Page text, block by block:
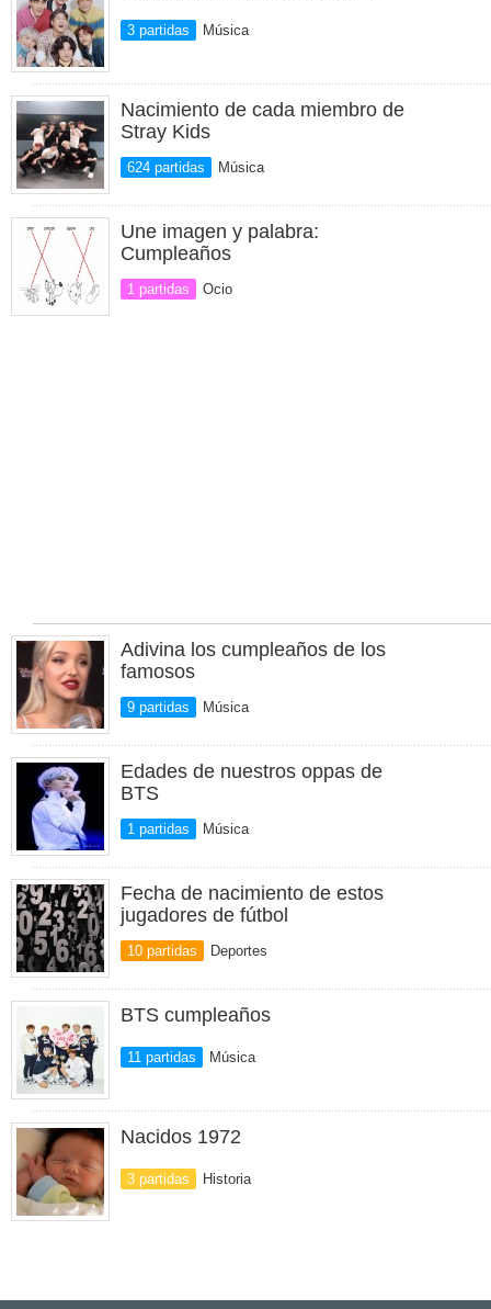
3 partidas Música
Nacimiento de cada miembro de
Stray Kids
624 partidas Música
Une imagen y palabra:
Cumpleaños
1 partidas Ocio
Adivina los cumpleaños de los
famosos
9 partidas Música
Edades de nuestros oppas de
BTS
1 partidas Música
Fecha de nacimiento de estos
jugadores de fútbol
10 partidas Deportes
BTS cumpleaños
11 partidas Música
Nacidos 1972
3 partidas Historia